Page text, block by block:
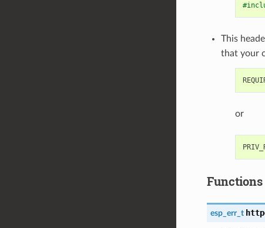
This
that your
or
Functions
esp_err_t